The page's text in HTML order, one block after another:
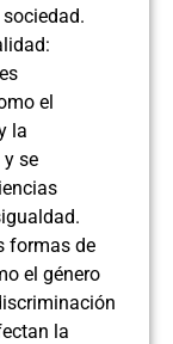
el
la
se
formas de
el género
la